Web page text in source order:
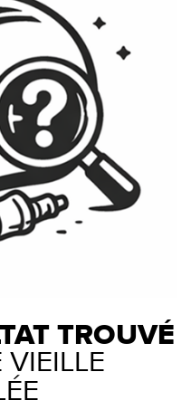
TROUVÉ
VIEILLE